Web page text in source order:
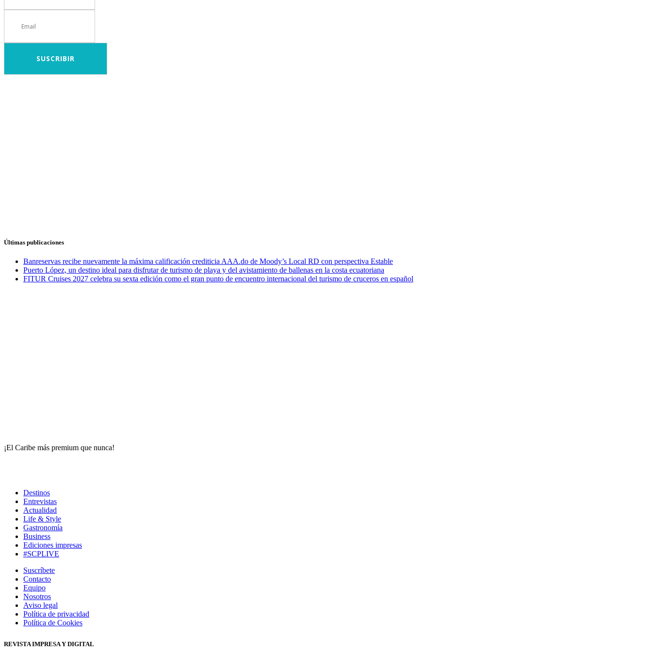
Últimas publicaciones
Banreservas recibe nuevamente la máxima calificación crediticia AAA.do de Moody’s Local RD con perspectiva Estable
Puerto López, un destino ideal para disfrutar de turismo de playa y del avistamiento de ballenas en la costa ecuatoriana
FITUR Cruises 2027 celebra su sexta edición como el gran punto de encuentro internacional del turismo de cruceros en español
¡El Caribe más premium que nunca!
Destinos
Entrevistas
Actualidad
Life & Style
Gastronomía
Business
Ediciones impresas
#SCPLIVE
Suscríbete
Contacto
Equipo
Nosotros
Aviso legal
Política de privacidad
Política de Cookies
REVISTA IMPRESA Y DIGITAL